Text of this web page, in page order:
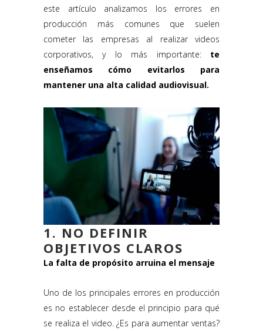
este artículo analizamos los errores en
producción más comunes que suelen
cometer las empresas al realizar videos
corporativos, y lo más importante: te
enseñamos cómo evitarlos para
mantener una alta calidad audiovisual.
1. NO DEFINIR
OBJETIVOS CLAROS
La falta de propósito arruina el mensaje
Uno de los principales errores en producción
es no establecer desde el principio para qué
se realiza el video. ¿Es para aumentar ventas?